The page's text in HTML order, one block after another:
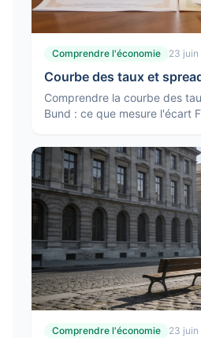
Comprendre l'économie 23
Courbe des taux et
Comprendre la courbe des
Bund : ce que mesure l'écart
signale.
Comprendre l'économie 23